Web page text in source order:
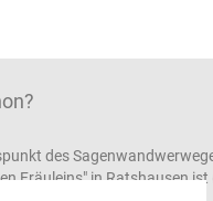
des
Fräuleins" in Ratshausen ist